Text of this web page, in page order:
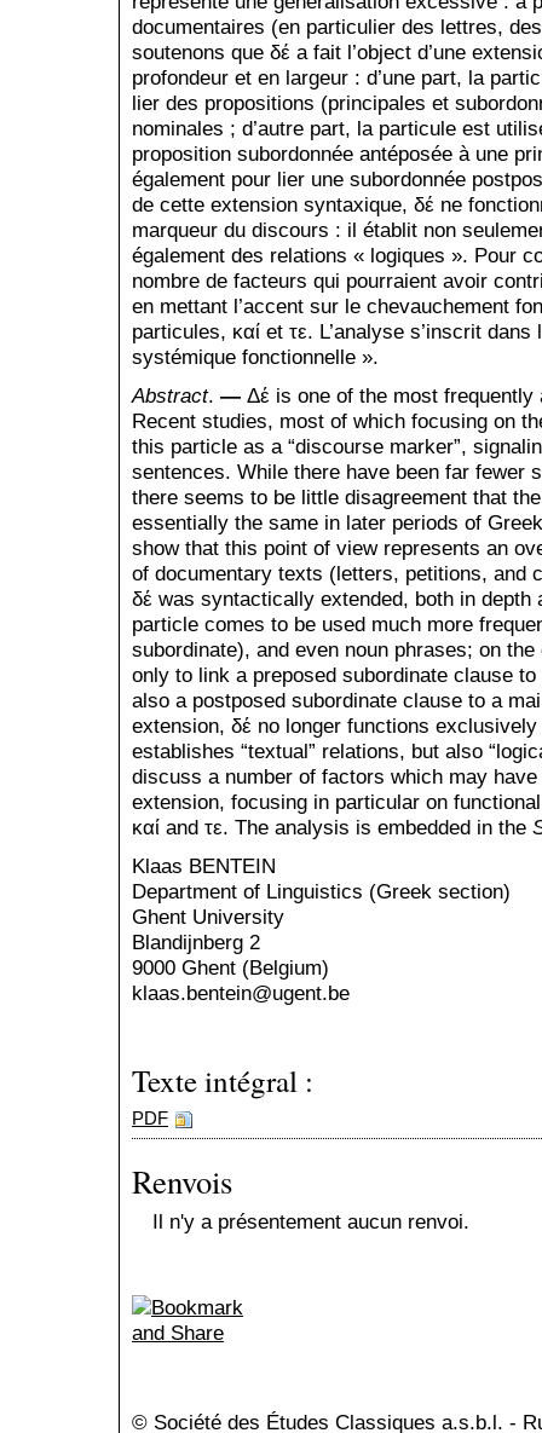
documentaires (en particulier des lettres,
soutenons que δέ a fait l’object d’une
profondeur et en largeur : d’une part, la
lier des propositions (principales et
nominales ; d’autre part, la particule est
proposition subordonnée antéposée à une
éga­lement pour lier une subordonnée
de cette extension syntaxique, δέ ne
marqueur du discours : il établit non
également des relations « logiques ». Pour
nombre de facteurs qui pourraient avoir
en mettant l’accent sur le chevauchement
particules, καί et τε. L’analyse s’inscrit
systémique fonctionnelle ».
Abstract. — Δέ is one of the most
Re­cent studies, most of which focusing on
this particle as a “discourse marker”,
sentences. While there have been far fewer
there seems to be little disagreement that
essentially the same in later periods of
show that this point of view represents an
of documentary texts (letters, petitions, and
δέ was syntactically extended, both in depth
particle comes to be used much more
subordinate), and even noun phrases; on
only to link a preposed subordinate clause
also a postposed subordinate clause to a
extension, δέ no longer functions
establishes “textual” relations, but also
discuss a number of factors which may
extension, focusing in particular on
καί and τε. The analysis is embedded in the
Klaas BENTEIN
Department of Linguistics (Greek section)
Ghent University
Blandijnberg 2
9000 Ghent (Belgium)
klaas.bentein@ugent.be
Texte intégral :
PDF
Renvois
Il n'y a présentement aucun renvoi.
© Société des Études Classiques a.s.b.l. -